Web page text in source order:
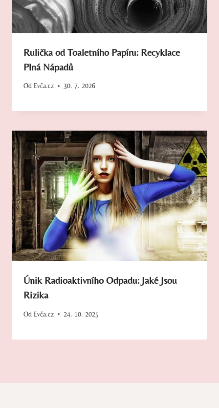
Rulička od Toaletního Papíru: Recyklace
Plná Nápadů
Od Evča.cz 30. 7. 2026
Únik Radioaktivního Odpadu: Jaké Jsou
Rizika
Od Evča.cz 24. 10. 2025